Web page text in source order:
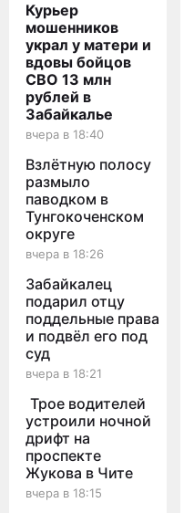
Курьер
мошенников
украл у матери и
вдовы бойцов
СВО 13 млн
рублей в
Забайкалье
вчера в 18:40
Взлётную полосу
размыло
паводком в
Тунгокоченском
округе
вчера в 18:26
Забайкалец
подарил отцу
поддельные права
и подвёл его под
суд
вчера в 18:21
Трое водителей
устроили ночной
дрифт на
проспекте
Жукова в Чите
вчера в 18:15